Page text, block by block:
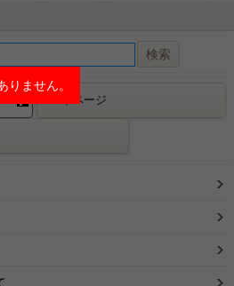
りません。
マイページ